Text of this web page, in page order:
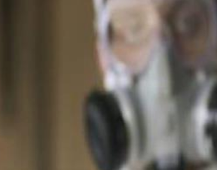
مخاوف من انتشار الفيروس القاتل بين المستعمرات